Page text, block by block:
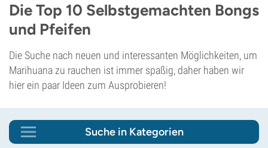
Die Top 10 Selbstgemachten Bongs
und Pfeifen
Die Suche nach neuen und interessanten Möglichkeiten, um
Marihuana zu rauchen ist immer spaßig, daher haben wir
hier ein paar Ideen zum Ausprobieren!
Suche in Kategorien